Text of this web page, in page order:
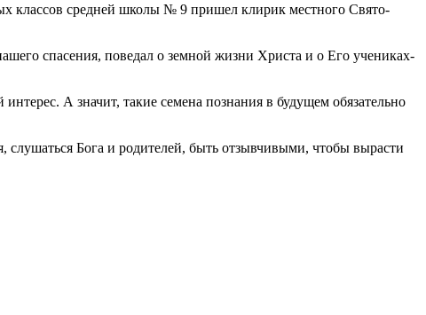
классов средней школы № 9 пришел клирик местного Свято-
спасения, поведал о земной жизни Христа и о Его учениках-
А значит, такие семена познания в будущем обязательно
Бога и родителей, быть отзывчивыми, чтобы вырасти